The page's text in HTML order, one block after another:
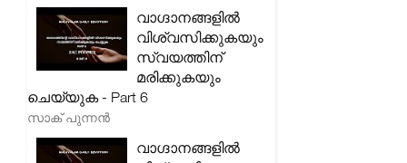
വാഗ്ദാനങ്ങളിൽ
വിശ്വസിക്കുകയും
സ്വയത്തിന്
മരിക്കുകയും
ചെയ്യുക - Part 6
സാക് പുന്നൻ
വാഗ്ദാനങ്ങളിൽ